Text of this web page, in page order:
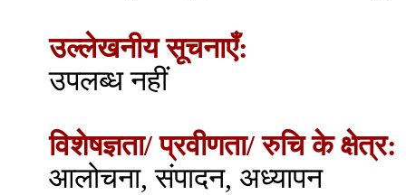
उल्लेखनीय सूचनाएँ:
उपलब्ध नहीं
विशेषज्ञता/ प्रवीणता/ रुचि के क्षेत्र:
आलोचना, संपादन, अध्यापन